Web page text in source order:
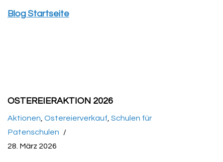
Blog Startseite
OSTEREIERAKTION 2026
Aktionen Ostereierverkauf Schulen für
Patenschulen
28. März 2026